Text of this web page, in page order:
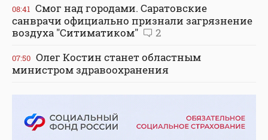
08:41 Смог над городами. Саратовские
санврачи официально признали загрязнение
воздуха "Ситиматиком"
2
07:50 Олег Костин станет областным
министром здравоохранения